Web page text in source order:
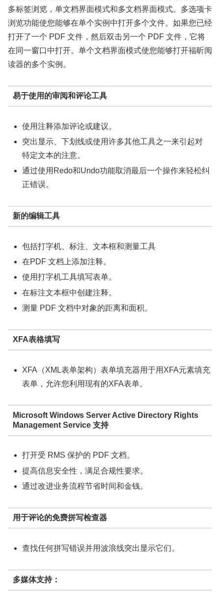
多标签浏览，单文档界面模式和多文档界面模式。多选项卡
浏览功能使您能够在单个实例中打开多个文件。如果您已经
打开了一个 PDF 文件，然后双击另一个 PDF 文件，它将
在同一窗口中打开。单个文档界面模式使您能够打开福昕阅
读器的多个实例。
易于使用的审阅和评论工具
使用注释添加评论或建议。
突出显示、下划线或使用许多其他工具之一来引起对
特定文本的注意。
通过使用Redo和Undo功能取消最后一个操作来轻松纠
正错误。
新的编辑工具
包括打字机、标注、文本框和测量工具
在PDF 文档上添加注释。
使用打字机工具填写表单。
在标注文本框中创建注释。
测量 PDF 文档中对象的距离和面积。
XFA表格填写
XFA（XML表单架构）表单填充器用于用XFA元素填充
表单，允许您利用现有的XFA表单。
Microsoft Windows Server Active Directory Rights
Management Service 支持
打开受 RMS 保护的 PDF 文档。
提高信息安全性，满足合规性要求。
通过改进业务流程节省时间和金钱。
用于评论的免费拼写检查器
查找任何拼写错误并用波浪线突出显示它们。
多媒体支持：